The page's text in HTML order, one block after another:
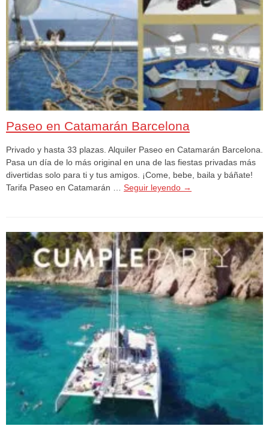
Paseo en Catamarán Barcelona
Privado y hasta 33 plazas. Alquiler Paseo en Catamarán Barcelona.
Pasa un día de lo más original en una de las fiestas privadas más
divertidas solo para ti y tus amigos. ¡Come, bebe, baila y báñate!
Tarifa Paseo en Catamarán … Seguir leyendo →